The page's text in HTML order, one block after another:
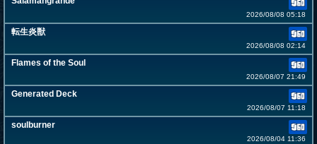
2026/08/08 05:18
転生炎獣
2026/08/08 02:14
Flames of the Soul
2026/08/07 21:49
Generated Deck
2026/08/07 11:18
soulburner
2026/08/04 11:36